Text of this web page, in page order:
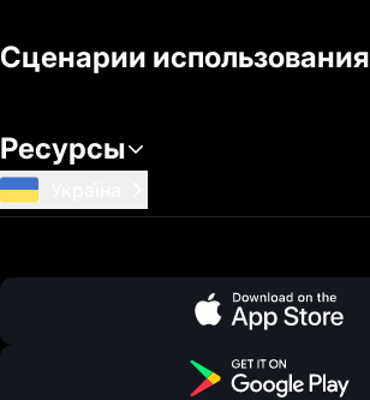
Сценарии использования
Ресурсы